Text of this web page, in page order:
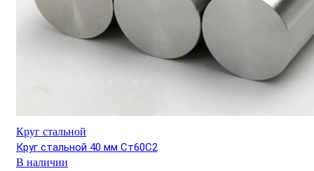
Круг стальной
Круг стальной 40 мм Ст60С2
В наличии